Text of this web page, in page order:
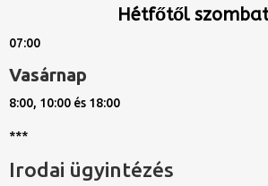
Hétfőtől
07:00
Vasárnap
8:00, 10:00 és 18:00
***
Irodai ügyintézés